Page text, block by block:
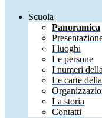
Scuola
Panoramica
I luoghi
Le persone
I numeri
Le carte
La storia
Contatti